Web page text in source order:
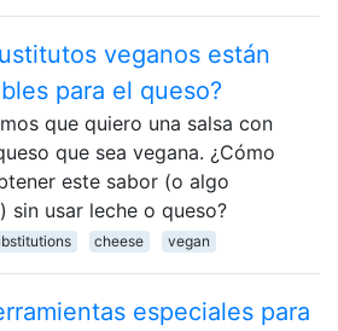
veganos están
para el queso?
que quiero una salsa con
que sea vegana. ¿Cómo
este sabor (o algo
sin usar leche o queso?
cheese vegan
especiales para